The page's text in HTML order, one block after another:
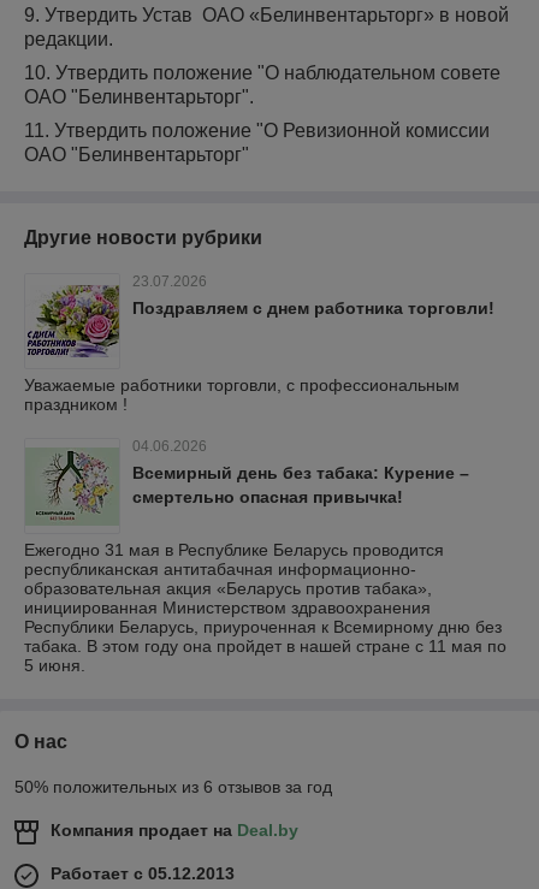
9. Утвердить Устав ОАО «Белинвентарьторг» в новой
редакции.
10. Утвердить положение "О наблюдательном совете
ОАО "Белинвентарьторг".
11. Утвердить положение "О Ревизионной комиссии
ОАО "Белинвентарьторг"
Другие новости рубрики
23.07.2026
Поздравляем с днем работника торговли!
Уважаемые работники торговли, с профессиональным
праздником !
04.06.2026
Всемирный день без табака: Курение –
смертельно опасная привычка!
Ежегодно 31 мая в Республике Беларусь проводится
республиканская антитабачная информационно-
образовательная акция «Беларусь против табака»,
инициированная Министерством здравоохранения
Республики Беларусь, приуроченная к Всемирному дню без
табака. В этом году она пройдет в нашей стране с 11 мая по
5 июня.
О нас
50% положительных из 6 отзывов за год
Компания продает на Deal.by
Работает с 05.12.2013